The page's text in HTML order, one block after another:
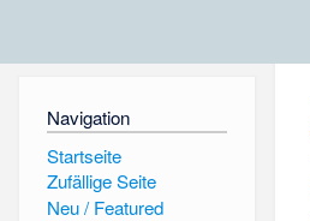
Navigation
Startseite
Zufällige Seite
Neu / Featured